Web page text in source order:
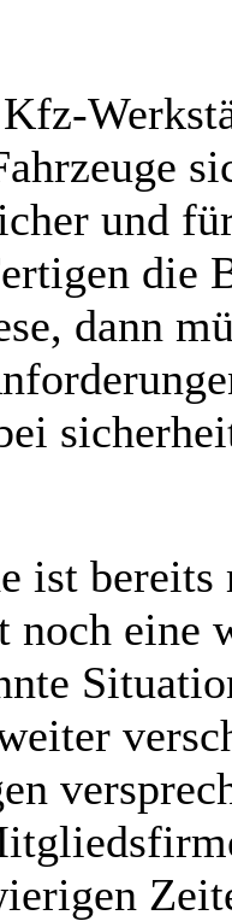
Kfz-
und
die
dann
ist
noch eine